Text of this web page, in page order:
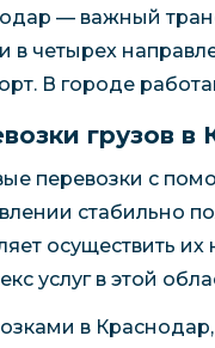
— важный
в четырех
В городе
грузов в
перевозки с
стабильно
осуществить
услуг в этой
в